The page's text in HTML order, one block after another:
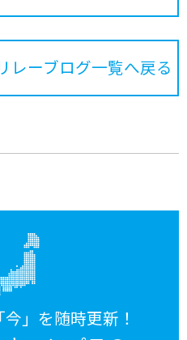
レーブログ一覧へ戻る
」を随時更新！